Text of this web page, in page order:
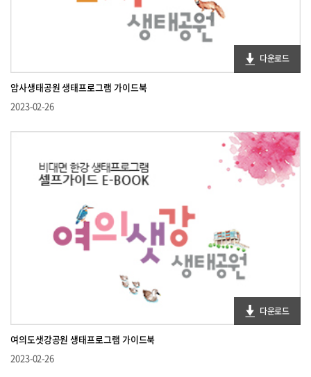
다운로드
암사생태공원 생태프로그램 가이드북
2023-02-26
다운로드
여의도샛강공원 생태프로그램 가이드북
2023-02-26